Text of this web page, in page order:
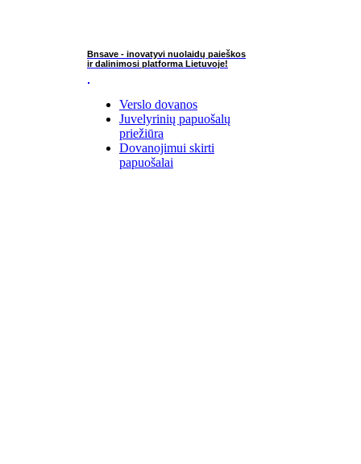
Bnsave - inovatyvi nuolaidų paieškos
ir dalinimosi platforma Lietuvoje!
Verslo dovanos
Juvelyrinių papuošalų
priežiūra
Dovanojimui skirti
papuošalai